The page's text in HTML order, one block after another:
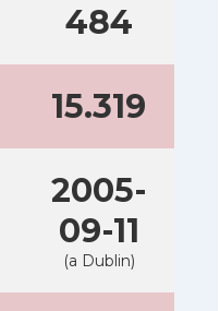
484
15.319
2005-
09-11
(a Dublin)